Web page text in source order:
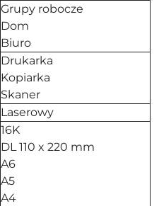
Grupy robocze
Dom
Biuro
Drukarka
Kopiarka
Skaner
Laserowy
16K
DL 110 x 220 mm
A6
A5
A4